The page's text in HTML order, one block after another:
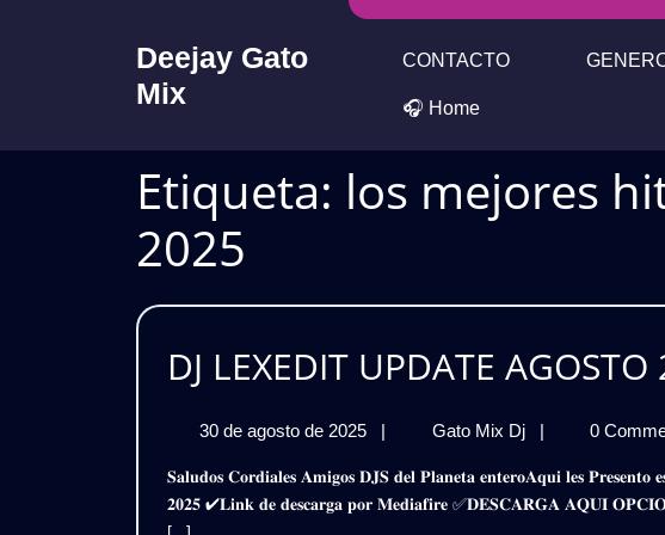
Deejay Gato
Mix
CONTACTO
🎧 Home
Etiqueta: los mejores
2025
DJ LEXEDIT UPDATE
30 de agosto de 2025
30
agosto
de
| Gato Mix Dj
DJ
UPDATE
AGOSTO
| 0
𝐒𝐚𝐥𝐮𝐝𝐨𝐬 𝐂𝐨𝐫𝐝𝐢𝐚𝐥𝐞𝐬 𝐀𝐦𝐢𝐠𝐨𝐬 𝐃𝐉𝐒 𝐝𝐞𝐥 𝐏𝐥𝐚𝐧𝐞𝐭𝐚 𝐞𝐧𝐭𝐞𝐫𝐨𝐀𝐪𝐮𝐢 𝐥𝐞𝐬 𝐏𝐫𝐞𝐬𝐞𝐧𝐭𝐨 𝐞𝐬𝐭𝐞 𝐒𝐮𝐩𝐞𝐫 𝐏𝐚𝐜𝐤𝐃𝐣 𝐋𝐞𝐱𝐞𝐝𝐢𝐭 – 𝐔𝐩𝐝𝐚𝐭𝐞 𝐀𝐠𝐨𝐬𝐭𝐨
𝟐𝟎𝟐𝟓 ✔𝐋𝐢𝐧𝐤 𝐝𝐞 𝐝𝐞𝐬𝐜𝐚𝐫𝐠𝐚 𝐩𝐨𝐫 𝐌𝐞𝐝𝐢𝐚𝐟𝐢𝐫𝐞 ✅𝐃𝐄𝐒𝐂𝐀𝐑𝐆𝐀 𝐀𝐐𝐔𝐈